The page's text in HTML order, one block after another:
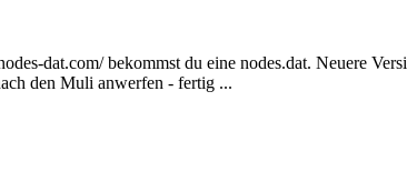
dat.com/ bekommst du eine nodes.dat. Neuere
den Muli anwerfen - fertig ...